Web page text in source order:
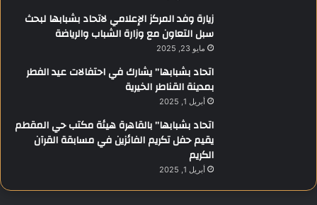
زيارة وفد المركز الإعلامي لاتحاد بشبابها لبحث
سبل التعاون مع وزارة الشباب والرياضة
مايو 23, 2025
اتحاد بشبابها” يشارك في احتفالات عيد الفطر
بمدينة القناطر الخيرية
أبريل 1, 2025
اتحاد بشبابها” بالقاهرة هيئة مكتب حي المقطم
يقيم حفل تكريم الفائزين في مسابقة القرآن
الكريم
أبريل 1, 2025